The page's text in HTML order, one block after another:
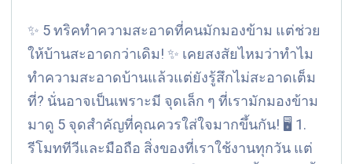
✨ 5 ทริคทำความสะอาดที่คนมักมองข้าม แต่ช่วย
ให้บ้านสะอาดกว่าเดิม! ✨ เคยสงสัยไหมว่าทำไม
ทำความสะอาดบ้านแล้วแต่ยังรู้สึกไม่สะอาดเต็ม
ที่? นั่นอาจเป็นเพราะมี จุดเล็ก ๆ ที่เรามักมองข้าม
มาดู 5 จุดสำคัญที่คุณควรใส่ใจมากขึ้นกัน! 🖥️ 1.
รีโมททีวีและมือถือ สิ่งของที่เราใช้งานทุกวัน แต่